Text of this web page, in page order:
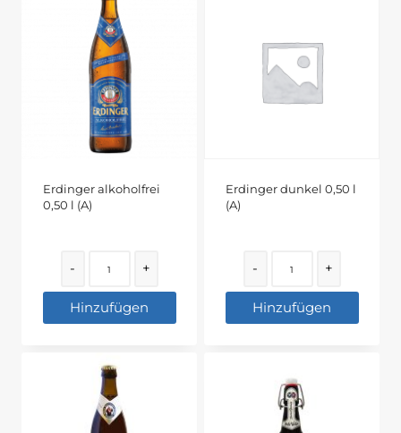
Erdinger alkoholfrei
0,50 l (A)
- +
Hinzufügen
Erdinger dunkel 0,50 l
(A)
- +
Hinzufügen